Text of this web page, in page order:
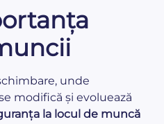
unde
modifică și evoluează
la locul de muncă